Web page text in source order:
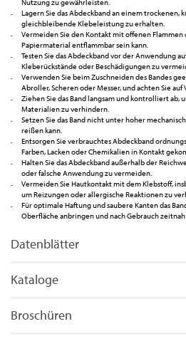
Lagern Sie das Abdeckband an einem trockenen,
gleichbleibende Klebeleistung zu erhalten.
Vermeiden Sie den Kontakt mit offenen Flammen
Papiermaterial entflammbar sein kann.
Testen Sie das Abdeckband vor der Anwendung
Kleberückstände oder Beschädigungen zu
Verwenden Sie beim Zuschneiden des Bandes
Abroller, Scheren oder Messer, und achten Sie
Ziehen Sie das Band langsam und kontrolliert ab,
Materialien zu verhindern.
Setzen Sie das Band nicht unter hoher
reißen kann.
Entsorgen Sie verbrauchtes Abdeckband
Farben, Lacken oder Chemikalien in Kontakt
Halten Sie das Abdeckband außerhalb der
oder falsche Anwendung zu vermeiden.
Vermeiden Sie Hautkontakt mit dem Klebstoff,
um Reizungen oder allergische Reaktionen zu
Für optimale Haftung und saubere Kanten das
Oberfläche anbringen und nach Gebrauch
Datenblätter
Kataloge
Broschüren